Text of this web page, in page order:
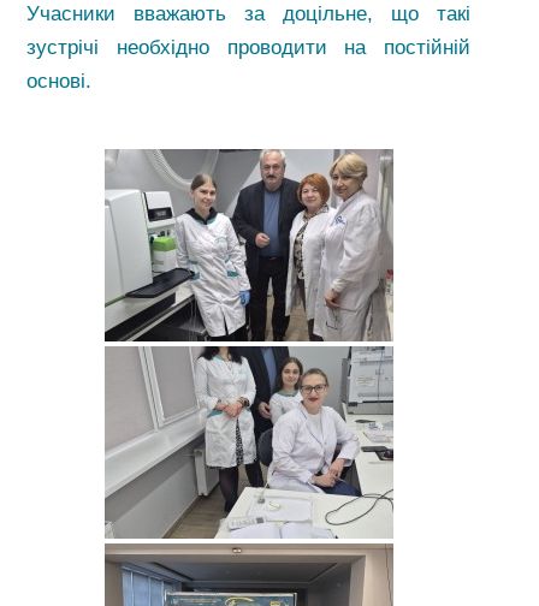
Учасники вважають за доцільне, що такі
зустрічі необхідно проводити на постійній
основі.